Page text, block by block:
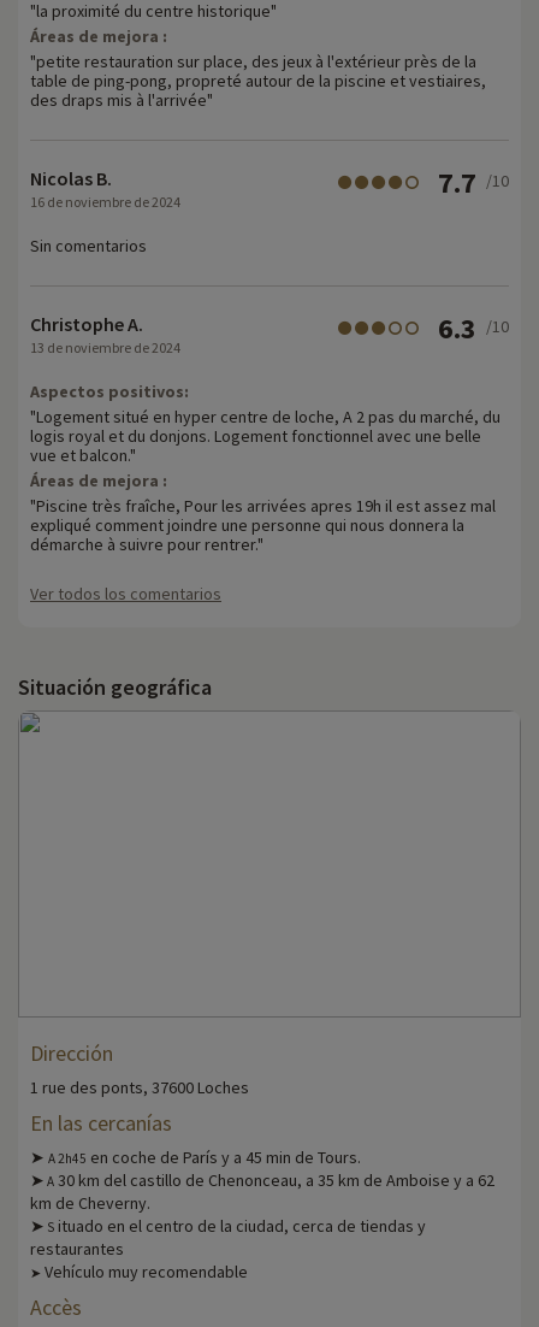
"la proximité du centre historique"
Áreas de mejora :
"petite restauration sur place, des jeux à l'extérieur près de la
table de ping-pong, propreté autour de la piscine et vestiaires,
des draps mis à l'arrivée"
Nicolas B.
16 de noviembre de 2024
7.7 /10
Sin comentarios
Christophe A.
13 de noviembre de 2024
6.3 /10
Aspectos positivos:
"Logement situé en hyper centre de loche, A 2 pas du marché, du
logis royal et du donjons. Logement fonctionnel avec une belle
vue et balcon."
Áreas de mejora :
"Piscine très fraîche, Pour les arrivées apres 19h il est assez mal
expliqué comment joindre une personne qui nous donnera la
démarche à suivre pour rentrer."
Ver todos los comentarios
Situación geográfica
Dirección
1 rue des ponts, 37600 Loches
En las cercanías
➤ A 2h45 en coche de París y a 45 min de Tours.
➤ A 30 km del castillo de Chenonceau, a 35 km de Amboise y a 62
km de Cheverny.
➤ S ituado en el centro de la ciudad, cerca de tiendas y
restaurantes
➤ Vehículo muy recomendable
Accès